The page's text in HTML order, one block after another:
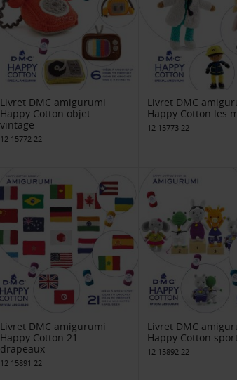
Livret DMC amigurumi
Happy Cotton objet
vintage
12 15772 22
Livret DMC
Happy Cotton les
12 15773 22
Livret DMC amigurumi
Happy Cotton 21
drapeaux
12 15891 22
Livret DMC
Happy Cotton
12 15892 22